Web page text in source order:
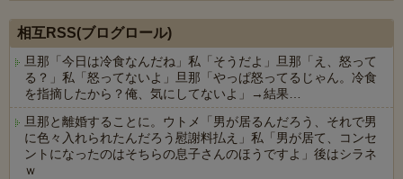
相互RSS(ブログロール)
旦那「今日は冷食なんだね」私「そうだよ」旦那「え、怒って
る？」私「怒ってないよ」旦那「やっぱ怒ってるじゃん。冷食
を指摘したから？俺、気にしてないよ」→結果…
旦那と離婚することに。ウトメ「男が居るんだろう、それで男
に色々入れられたんだろう慰謝料払え」私「男が居て、コンセ
ントになったのはそちらの息子さんのほうですよ」後はシラネ
ｗ